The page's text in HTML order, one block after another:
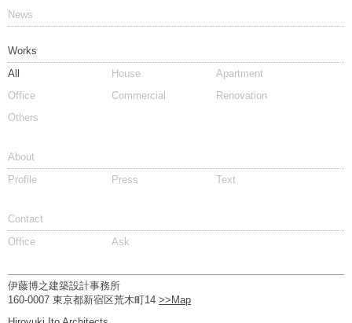
News
Works
All
House
Apartment
Office
Commercial
Renovation
Others
About
Profile
Press Text
Contact
Office
Ask
伊藤博之建築設計事務所
160-0007 東京都新宿区荒木町14 >>Map